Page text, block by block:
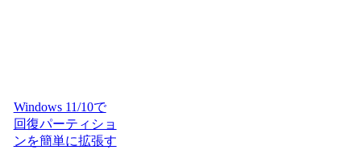
Windows 11/10で
回復パーティショ
ンを簡単に拡張す